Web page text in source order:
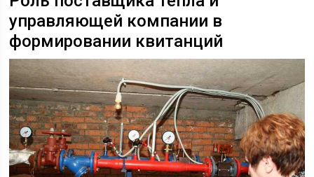
управляющей компании в
формировании квитанций